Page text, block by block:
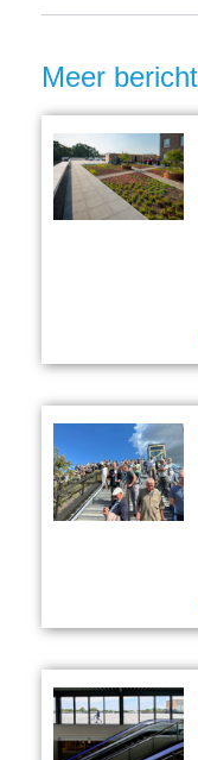
Meer